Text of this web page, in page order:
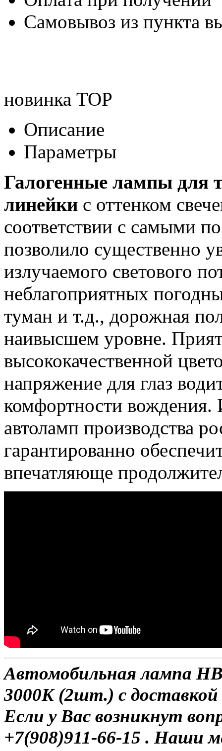
Самовывоз из пункта
новинка TOP
Описание
Параметры
Галогенные лампы для
линейки с оттенком
соответствии с самыми
позволило существенно
излучаемого светового
неблагоприятных
туман и т.д., дорожная
наивысшем уровне.
высококачественной
напряжение для глаз
комфортности вождения.
автоламп производства
гарантированно
впечатляюще
Автомобильная лампа
3000K (2шт.) с доставкой
Если у Вас возникнут
+7(908)911-66-15 . Наши